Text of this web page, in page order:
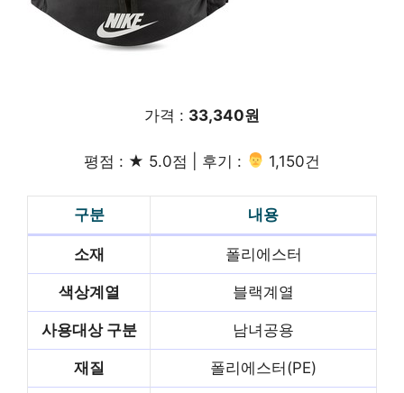
가격 : 33,340원
평점 : ★ 5.0점 | 후기 : ‍‍ 1,150건
구분 내용
소재 폴리에스터
색상계열 블랙계열
사용대상 구분 남녀공용
재질 폴리에스터(PE)